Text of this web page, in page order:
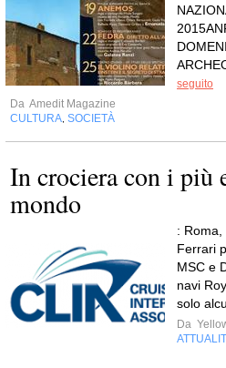
seguito
Da Amedit Magazine
CULTURA SOCIETÀ
In crociera con i più
mondo
:
Ferrari
MSC e
navi
solo
Da